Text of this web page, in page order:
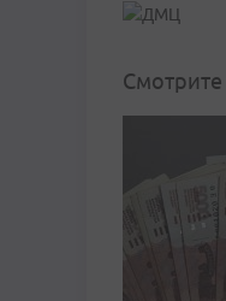
Смотрите